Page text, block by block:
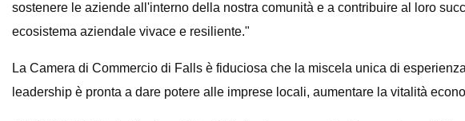
sostenere le aziende all'interno della nostra comunità e a contribuire al loro
ecosistema aziendale vivace e resiliente."
La Camera di Commercio di Falls è fiduciosa che la miscela unica di
leadership è pronta a dare potere alle imprese locali, aumentare la vitalità